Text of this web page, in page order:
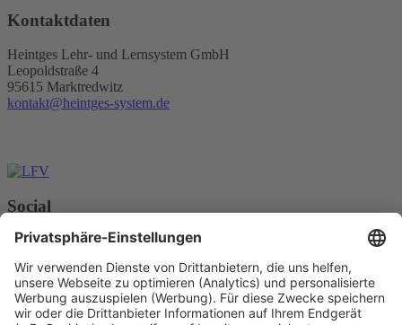
Kontaktdaten
Heintges Lehr- und Lernsystem GmbH
Leopoldstraße 4
95615 Marktredwitz
kontakt@heintges-system.de
Social
Facebook
Youtube
© Copyright - Heintges Lehr- und Lernsystem GmbH